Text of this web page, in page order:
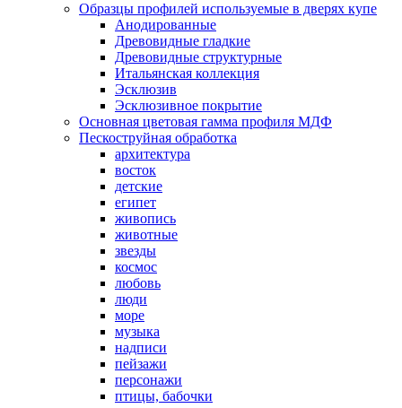
Образцы профилей используемые в дверях купе
Анодированные
Древовидные гладкие
Древовидные структурные
Итальянская коллекция
Эсклюзив
Эсклюзивное покрытие
Основная цветовая гамма профиля МДФ
Пескоструйная обработка
архитектура
восток
детские
египет
живопись
животные
звезды
космос
любовь
люди
море
музыка
надписи
пейзажи
персонажи
птицы, бабочки